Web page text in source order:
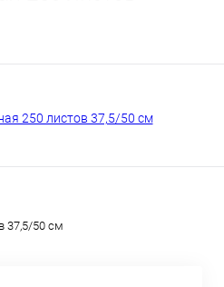
37,5/50 см